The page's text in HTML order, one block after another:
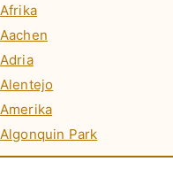
Afrika
Aachen
Adria
Alentejo
Amerika
Algonquin Park